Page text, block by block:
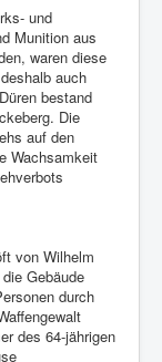
und
Munition aus
waren diese
auch
bestand
Die
auf den
Wachsamkeit
von Wilhelm
Gebäude
durch
des 64-jährigen